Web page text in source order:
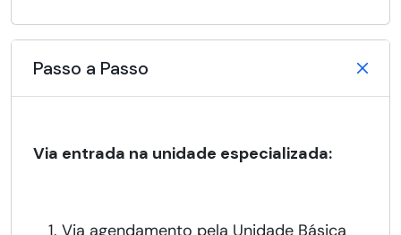
Passo a Passo
Via entrada na unidade especializada: